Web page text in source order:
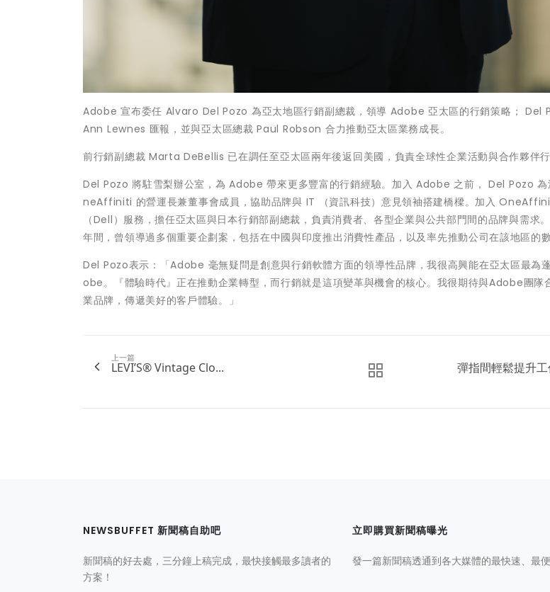
Adobe 宣布委任 Alvaro Del Pozo 為亞太地區行銷副總裁，領導 Adobe 亞太區的行銷策略； Del
Ann Lewnes 匯報，並與亞太區總裁 Paul Robson 合力推動亞太區業務成長。
前行銷副總裁 Marta DeBellis 已在調任至亞太區兩年後返回美國，負責全球性企業活動與合作夥伴行
Del Pozo 將駐雪梨辦公室，為 Adobe 帶來更多豐富的行銷經驗。加入 Adobe 之前， Del Pozo 為
neAffiniti 的營運長兼董事會成員，協助品牌與 IT （資訊科技）意見領袖搭建橋樑。加入
（Dell）服務，擔任亞太區與日本行銷部副總裁，負責消費者、各型企業與公共部門間的品牌與需求
年間，曾領導過多個重要企劃案，包括在中國與印度推出消費性產品，以及率先推動公司在該地區的數
Del Pozo表示：「Adobe 毫無疑問是創意與行銷軟體方面的領導性品牌，我很高興能在亞太區最為
obe。『體驗時代』正在推動企業轉型，而行銷就是這項變革與機會的核心。我很期待與Adobe團隊
業品牌，傳遞美好的客戶體驗。」
上一篇
LEVI’S® Vintage Clo... 彈指間輕鬆提升
NEWSBUFFET 新聞稿自助吧
新聞稿的好去處，三分鐘上稿完成，最快接觸最多讀者的
方案！
立即購買新聞稿曝光
發一篇新聞稿透通到各大媒體的最快速、最